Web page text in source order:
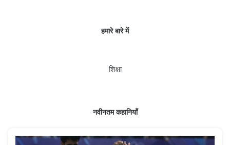
हमारे बारे में
शिक्षा
नवीनतम कहानियाँ